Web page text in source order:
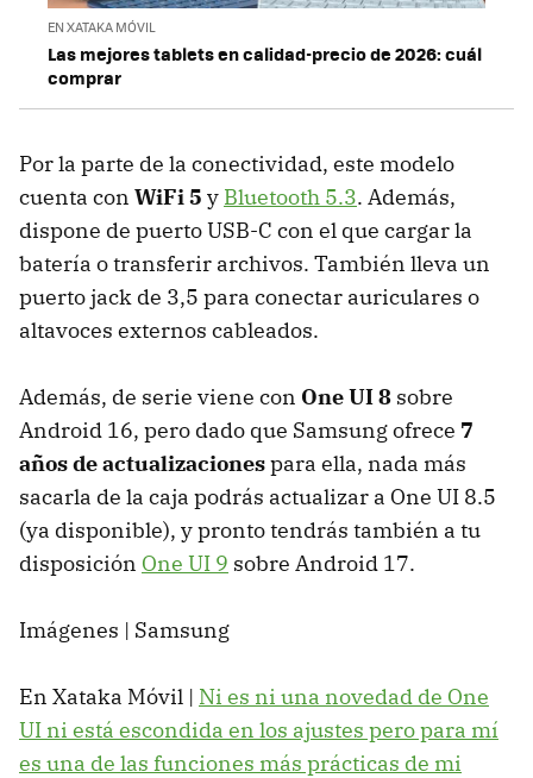
EN XATAKA MÓVIL
Las mejores tablets en calidad-precio de 2026: cuál
comprar
Por la parte de la conectividad, este modelo
cuenta con WiFi 5 y Bluetooth 5.3. Además,
dispone de puerto USB-C con el que cargar la
batería o transferir archivos. También lleva un
puerto jack de 3,5 para conectar auriculares o
altavoces externos cableados.
Además, de serie viene con One UI 8 sobre
Android 16, pero dado que Samsung ofrece 7
años de actualizacionespara ella, nada más
sacarla de la caja podrás actualizar a One UI 8.5
(ya disponible), y pronto tendrás también a tu
disposición One UI 9 sobre Android 17.
Imágenes | Samsung
En Xataka Móvil | Ni es ni una novedad de One
UI ni está escondida en los ajustes pero para mí
es una de las funciones más prácticas de mi